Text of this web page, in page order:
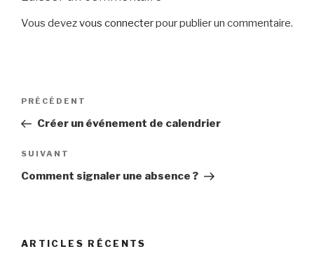
Vous devezvous connecterpour publier un commentaire.
Navigation
l’article
Article
précédent
PRÉCÉDENT
Créer un événement de calendrier
Article
suivant
SUIVANT
Comment signaler une absence ?
ARTICLES RÉCENTS